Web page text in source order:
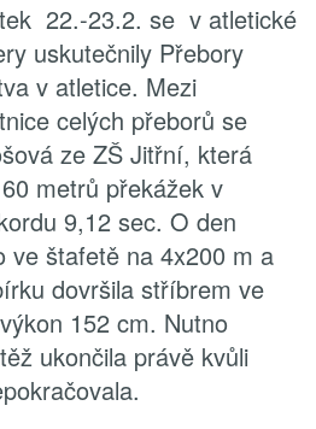
22.-23.2. se v atletické
uskutečnily Přebory
v atletice. Mezi
celých přeborů se
ze ZŠ Jitřní, která
metrů překážek v
9,12 sec. O den
ve štafetě na 4x200 m a
dovršila stříbrem ve
152 cm. Nutno
ukončila právě kvůli